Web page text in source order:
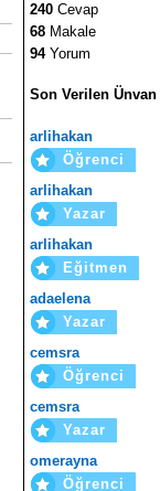
240 Cevap
68 Makale
94Yorum
Son Verilen
arlihakan
Öğrenci
arlihakan
Yazar
arlihakan
Eğitmen
adaelena
Yazar
cemsra
Öğrenci
cemsra
Yazar
omerayna
Öğrenci